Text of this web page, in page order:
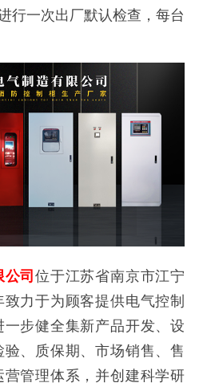
行一次出厂默认检查，每台
公司位于江苏省南京市江宁
力于为顾客提供电气控制
步健全集新产品开发、设
、质保期、市场销售、售
管理体系，并创建科学研